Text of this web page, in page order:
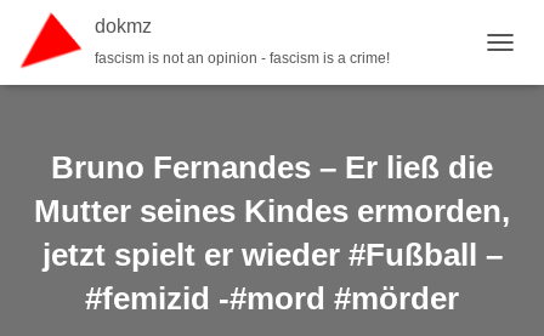
dokmz
fascism is not an opinion - fascism is a crime!
Bruno Fernandes – Er ließ die
Mutter seines Kindes ermorden,
jetzt spielt er wieder #Fußball –
#femizid -#mord #mörder